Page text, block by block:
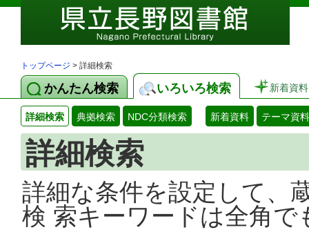
トップページ > 詳細検索
かんたん検索 いろいろ検索 新着資料
詳細検索 典拠検索 NDC分類検索 新着資料 テーマ資料
詳細検索
詳細な条件を設定して、
検 索キーワードは全角